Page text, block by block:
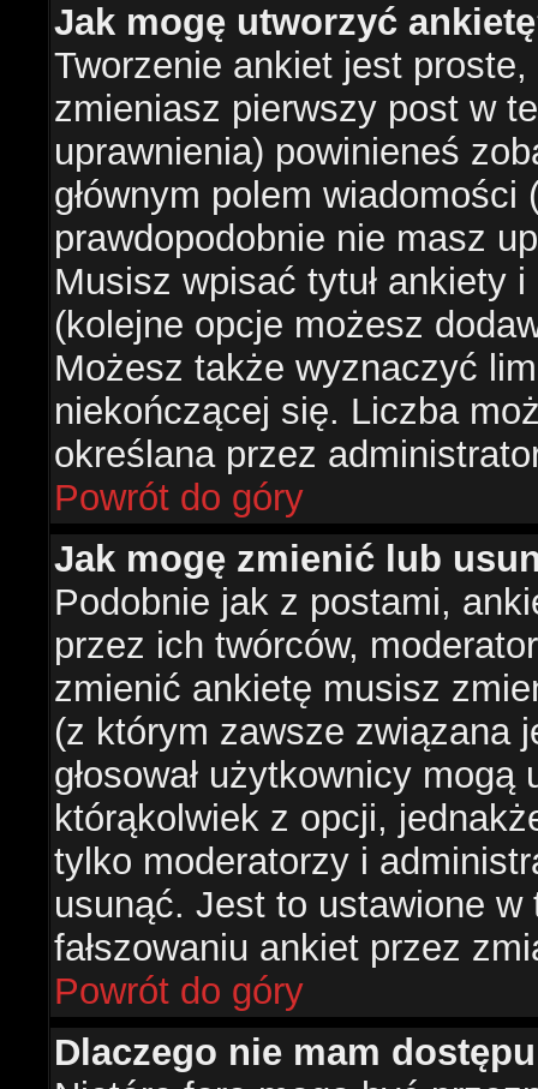
Jak mogę utworzyć
Tworzenie ankiet jest
zmieniasz pierwszy post w
uprawnienia) powinieneś
głównym polem
prawdopodobnie nie masz
Musisz wpisać tytuł ankiety
(kolejne opcje możesz
Możesz także wyznaczyć
niekończącej się. Liczba
określana przez
Powrót do góry
Jak mogę zmienić lub
Podobnie jak z postami,
przez ich twórców,
zmienić ankietę musisz
(z którym zawsze związana
głosował użytkownicy
którąkolwiek z opcji,
tylko moderatorzy i
usunąć. Jest to ustawione
fałszowaniu ankiet przez
Powrót do góry
Dlaczego nie mam